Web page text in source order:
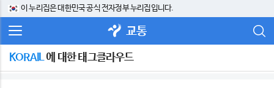
이 누리집은 대한민국 공식 전자정부 누리집입니다.
교통
KORAIL에 대한 태그클라우드